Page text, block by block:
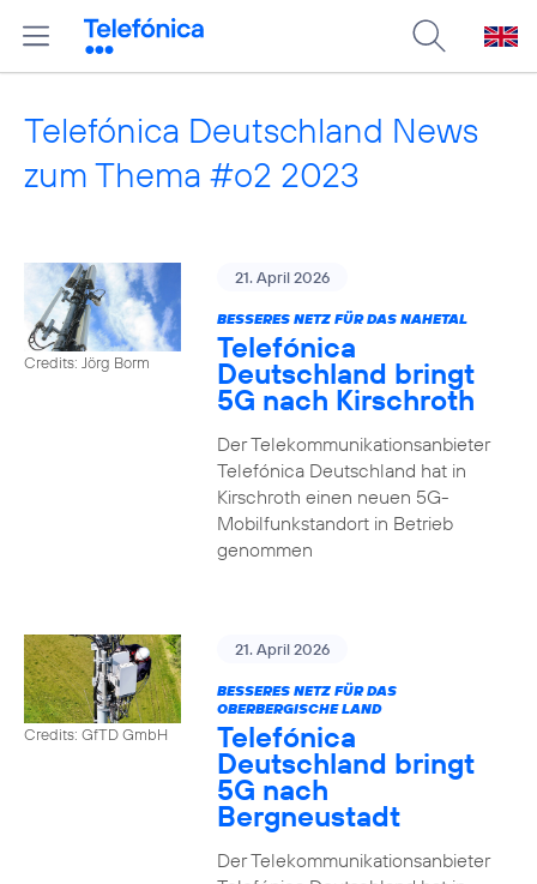
Telefónica Deutschland News
zum Thema #o2 2023
Credits: Jörg Borm
21. April 2026
BESSERES NETZ FÜR DAS NAHETAL
Telefónica
Deutschland bringt
5G nach Kirschroth
Der Telekommunikationsanbieter
Telefónica Deutschland hat in
Kirschroth einen neuen 5G-
Mobilfunkstandort in Betrieb
genommen
Credits: GfTD GmbH
21. April 2026
BESSERES NETZ FÜR DAS
OBERBERGISCHE LAND
Telefónica
Deutschland bringt
5G nach
Bergneustadt
Der Telekommunikationsanbieter